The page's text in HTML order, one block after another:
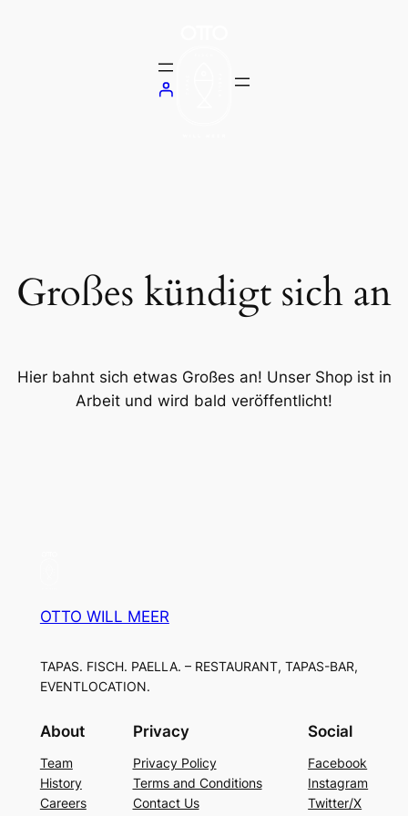
Großes kündigt sich an
Hier bahnt sich etwas Großes an! Unser Shop ist in
Arbeit und wird bald veröffentlicht!
OTTO WILL MEER
TAPAS. FISCH. PAELLA. – RESTAURANT, TAPAS-BAR,
EVENTLOCATION.
About
Team
History
Careers
Privacy
Privacy Policy
Terms and Conditions
Contact Us
Social
Facebook
Instagram
Twitter/X